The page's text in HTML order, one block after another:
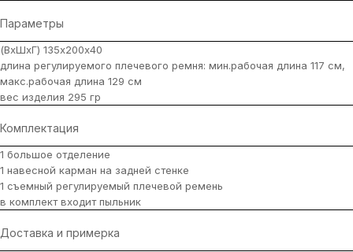
Параметры
(ВхШхГ) 135х200х40
длина регулируемого плечевого ремня: мин.рабочая длина 117 см,
макс.рабочая длина 129 см
вес изделия 295 гр
Комплектация
1 большое отделение
1 навесной карман на задней стенке
1 съемный регулируемый плечевой ремень
в комплект входит пыльник
Доставка и примерка